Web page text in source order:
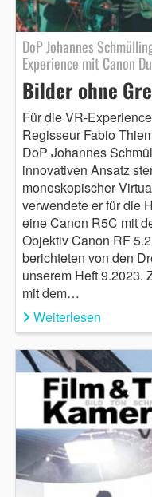
DoP Johannes
Experience mit Canon
Bilder ohne
Für die VR-
Regisseur Fabio
DoP Johannes
innovativen Ansatz
monoskopischer
verwendete er für die
eine Canon R5C mit
Objektiv Canon RF
berichteten von den
unserem Heft 9.2023.
mit dem…
Weiterlesen